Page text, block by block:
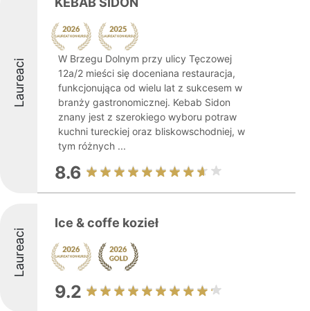
Laureaci
W Brzegu Dolnym przy ulicy Tęczowej
12a/2 mieści się doceniana restauracja,
funkcjonująca od wielu lat z sukcesem w
branży gastronomicznej. Kebab Sidon
znany jest z szerokiego wyboru potraw
kuchni tureckiej oraz bliskowschodniej, w
tym różnych ...
8.6
Laureaci
Ice & coffe kozieł
9.2